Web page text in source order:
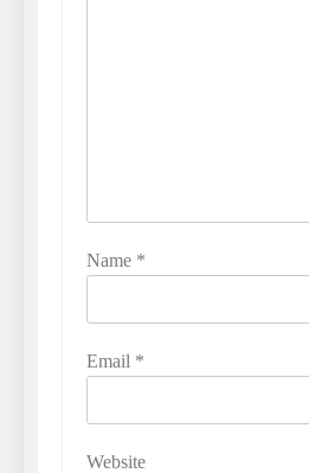
Name *
Email *
Website